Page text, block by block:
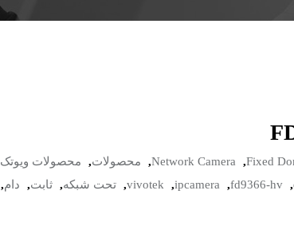
Fixed
,
Network Camera
, محصولات,
محصولات ویوتک
,
fd9366-hv
,
ipcamera
,
vivotek
, تحت شبکه, ثابت, دام,